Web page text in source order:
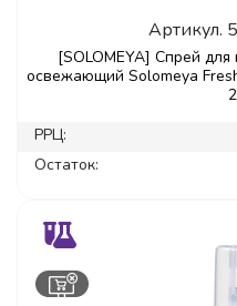
Артикул.
[SOLOMEYA] Спрей
освежающий Solomeya
РРЦ:
Остаток: